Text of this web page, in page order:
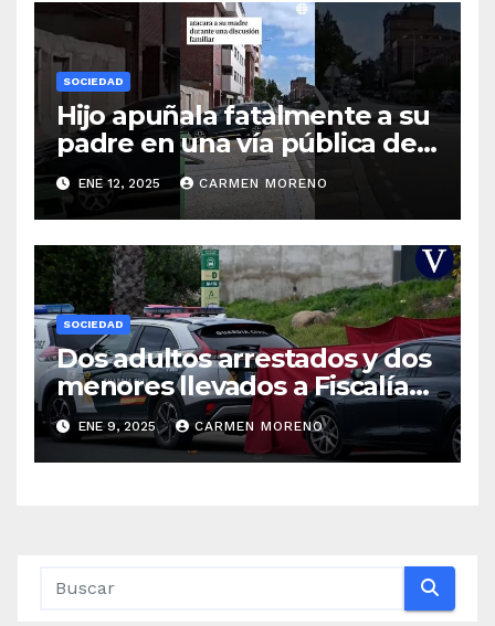
SOCIEDAD
Hijo apuñala fatalmente a su
padre en una vía pública de
Palencia
ENE 12, 2025 CARMEN MORENO
SOCIEDAD
Dos adultos arrestados y dos
menores llevados a Fiscalía
por el homicidio de un joven
en Gerena, Sevilla
ENE 9, 2025 CARMEN MORENO